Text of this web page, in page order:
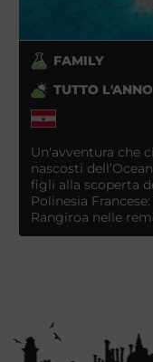
FAMILY
TUTTO L'ANNO
Un'avventura che
nascosti
figli alla scoperta
Polinesia
Rangiroa nelle